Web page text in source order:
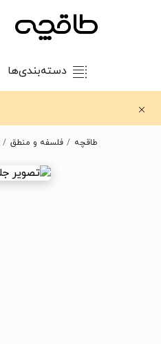
دسته‌بندی‌ها
طاقچه فلسفه و منطق